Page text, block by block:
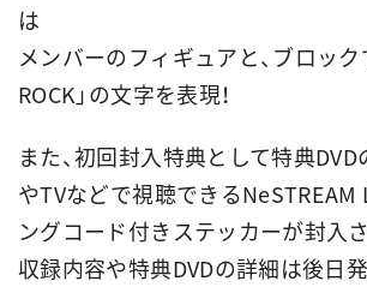
は
メンバーのフィギュアと、ブロック
ROCK」の文字を表現！
また、初回封入特典として特典
やTVなどで視聴できるNeSTREAM
ングコード付きステッカーが封入
収録内容や特典DVDの詳細は後日発